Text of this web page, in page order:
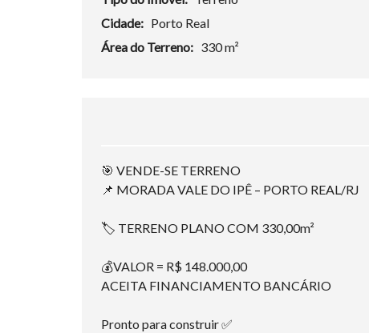
Cidade: Porto Real
Área do Terreno: 330 m²
🎯 VENDE-SE TERRENO
📌 MORADA VALE DO IPÊ – PORTO REAL/RJ
🏷 TERRENO PLANO COM 330,00m²
💰VALOR = R$ 148.000,00
ACEITA FINANCIAMENTO BANCÁRIO
Pronto para construir ✅